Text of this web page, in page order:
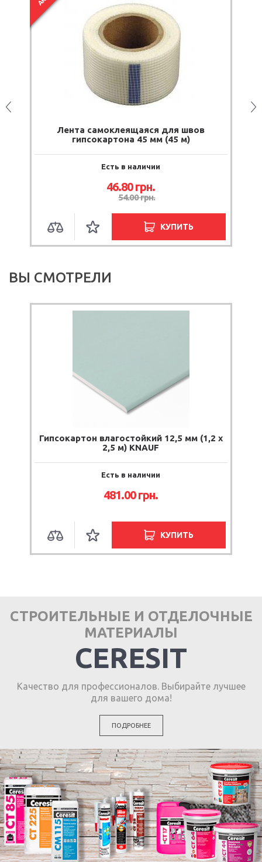
Лента самоклеящаяся для швов
гипсокартона 45 мм (45 м)
Есть в наличии
46.80 грн.
54.00 грн.
КУПИТЬ
ВЫ СМОТРЕЛИ
Гипсокартон влагостойкий 12,5 мм (1,2 х
2,5 м) KNAUF
Есть в наличии
481.00 грн.
КУПИТЬ
СТРОИТЕЛЬНЫЕ И ОТДЕЛОЧНЫЕ
МАТЕРИАЛЫ
CERESIT
Качество для профессионалов. Выбирайте лучшее
для вашего дома!
ПОДРОБНЕЕ